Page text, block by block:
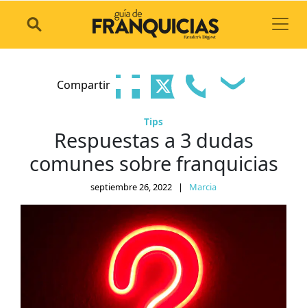
Compartir
Tips
Respuestas a 3 dudas
comunes sobre franquicias
septiembre 26, 2022 | Marcia